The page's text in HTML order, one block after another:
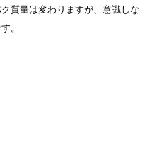
質量は変わりますが、意識しな
。